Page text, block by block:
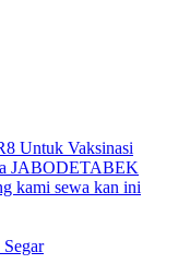
Untuk Vaksinasi
JABODETABEK
kami sewa kan ini